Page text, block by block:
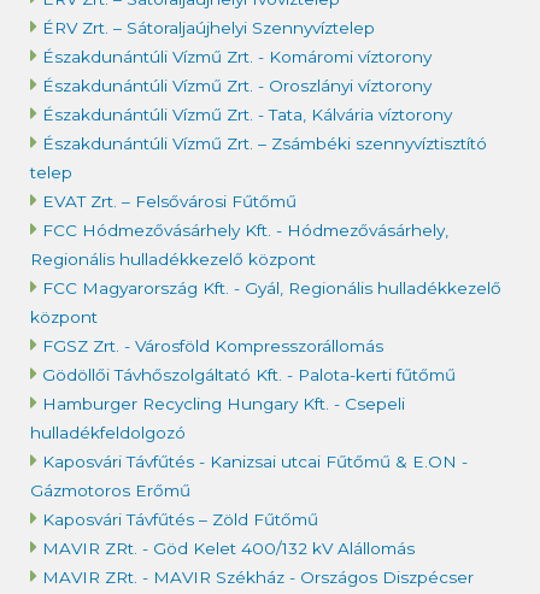
ÉRV Zrt. – Sátoraljaújhelyi Szennyvíztelep
Északdunántúli Vízmű Zrt. - Komáromi víztorony
Északdunántúli Vízmű Zrt. - Oroszlányi víztorony
Északdunántúli Vízmű Zrt. - Tata, Kálvária víztorony
Északdunántúli Vízmű Zrt. – Zsámbéki szennyvíztisztító
telep
EVAT Zrt. – Felsővárosi Fűtőmű
FCC Hódmezővásárhely Kft. - Hódmezővásárhely,
Regionális hulladékkezelő központ
FCC Magyarország Kft. - Gyál, Regionális hulladékkezelő
központ
FGSZ Zrt. - Városföld Kompresszorállomás
Gödöllői Távhőszolgáltató Kft. - Palota-kerti fűtőmű
Hamburger Recycling Hungary Kft. - Csepeli
hulladékfeldolgozó
Kaposvári Távfűtés - Kanizsai utcai Fűtőmű & E.ON -
Gázmotoros Erőmű
Kaposvári Távfűtés – Zöld Fűtőmű
MAVIR ZRt. - Göd Kelet 400/132 kV Alállomás
MAVIR ZRt. - MAVIR Székház - Országos Diszpécser